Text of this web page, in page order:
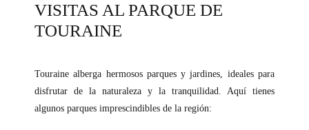
VISITAS AL PARQUE DE
TOURAINE
Touraine alberga hermosos parques y jardines, ideales para
disfrutar de la naturaleza y la tranquilidad. Aquí tienes
algunos parques imprescindibles de la región: